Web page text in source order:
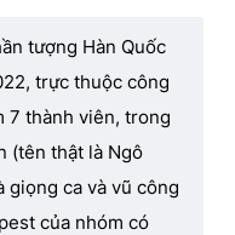
tượng Hàn Quốc
trực thuộc công
7 thành viên, trong
(tên thật là Ngô
giọng ca và vũ công
của nhóm có